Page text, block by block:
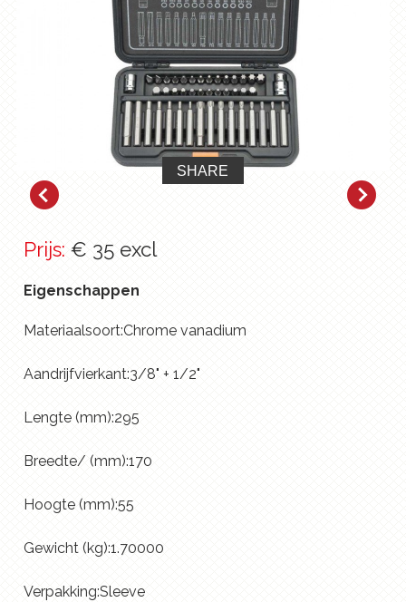
SHARE
Prijs: € 35 excl
Eigenschappen
Materiaalsoort:Chrome vanadium
Aandrijfvierkant:3/8" + 1/2"
Lengte (mm):295
Breedte/ (mm):170
Hoogte (mm):55
Gewicht (kg):1.70000
Verpakking:Sleeve